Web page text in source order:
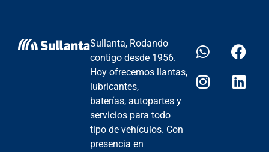
Sullanta, Rodando
contigo desde 1956.
Hoy ofrecemos llantas,
lubricantes,
baterías, autopartes y
servicios para todo
tipo de vehículos. Con
presencia en